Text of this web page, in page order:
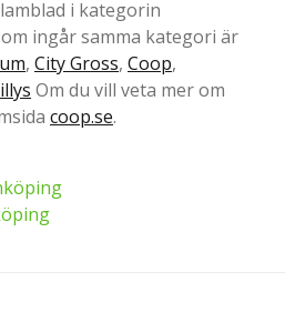
i kategorin
ingår samma kategori är
, City Gross, Coop,
Om du vill veta mer om
coop.se.